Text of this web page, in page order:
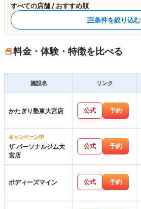
すべての店舗 / おすすめ順
条件を絞り込む
料金・体験・特徴を比べる
施設名 リンク
かたぎり塾東大宮店 公式 予約
キャンペーン中
ザ パーソナルジム大
宮店
公式 予約
ボディーズマイン 公式 予約